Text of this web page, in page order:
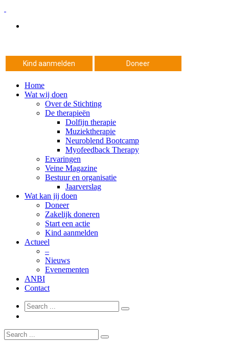
Kind aanmelden Doneer
Home
Wat wij doen
Over de Stichting
De therapieën
Dolfijn therapie
Muziektherapie
Neuroblend Bootcamp
Myofeedback Therapy
Ervaringen
Veine Magazine
Bestuur en organisatie
Jaarverslag
Wat kan jij doen
Doneer
Zakelijk doneren
Start een actie
Kind aanmelden
Actueel
–
Nieuws
Evenementen
ANBI
Contact